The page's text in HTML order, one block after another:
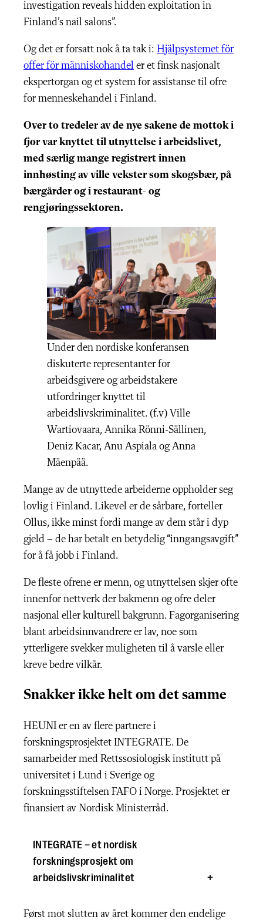
investigation reveals hidden exploitation in
Finland’s nail salons”.
Og det er forsatt nok å ta tak i: Hjälpsystemet för
offer för människohandel er et finsk nasjonalt
ekspertorgan og et system for assistanse til ofre
for menneskehandel i Finland.
Over to tredeler av de nye sakene de mottok i
fjor var knyttet til utnyttelse i arbeidslivet,
med særlig mange registrert innen
innhøsting av ville vekster som skogsbær, på
bærgårder og i restaurant- og
rengjøringssektoren.
Under den nordiske konferansen
diskuterte representanter for
arbeidsgivere og arbeidstakere
utfordringer knyttet til
arbeidslivskriminalitet. (f.v) Ville
Wartiovaara, Annika Rönni-Sällinen,
Deniz Kacar, Anu Aspiala og Anna
Mäenpää.
Mange av de utnyttede arbeiderne oppholder seg
lovlig i Finland. Likevel er de sårbare, forteller
Ollus, ikke minst fordi mange av dem står i dyp
gjeld – de har betalt en betydelig “inngangsavgift”
for å få jobb i Finland.
De fleste ofrene er menn, og utnyttelsen skjer ofte
innenfor nettverk der bakmenn og ofre deler
nasjonal eller kulturell bakgrunn. Fagorganisering
blant arbeidsinnvandrere er lav, noe som
ytterligere svekker muligheten til å varsle eller
kreve bedre vilkår.
Snakker ikke helt om det samme
HEUNI er en av flere partnere i
forskningsprosjektet INTEGRATE. De
samarbeider med Rettssosiologisk institutt på
universitet i Lund i Sverige og
forskningsstiftelsen FAFO i Norge. Prosjektet er
finansiert av Nordisk Ministerråd.
INTEGRATE – et nordisk
forskningsprosjekt om
arbeidslivskriminalitet
Først mot slutten av året kommer den endelige